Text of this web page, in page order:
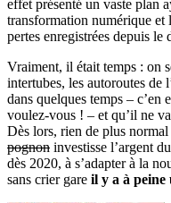
effet présenté un vaste plan
transformation numérique et
pertes enregistrées depuis le
Vraiment, il était temps : on
intertubes, les autoroutes de
dans quelques temps –
voulez-vous ! – et qu’il ne
Dès lors, rien de plus
pognon investisse l’argent
dès 2020, à s’adapter à la
sans crier gare il y a à peine